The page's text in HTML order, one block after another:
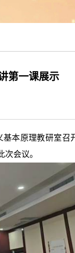
第一课展示
基本原理教研室召
次会议。